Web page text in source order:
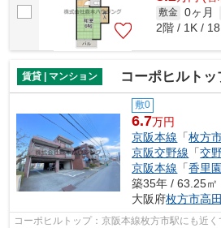
敷金 0ヶ月
2階 / 1K /
賃貸 | マンション コーポヒルトッ
敷0
6.7万円
京阪本線 「枚方
京阪交野線 「交
京阪本線 「香里園
築35年 / 63.25㎡
大阪府枚方市高田
コーポヒルトップ：京阪本線枚方市駅にも近